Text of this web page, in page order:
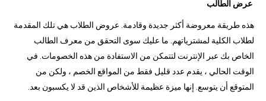
عرض الطالب
هذه طريقة معروضة أكثر جديدة وقادمة. عروض الطلاب هي تلك المقدمة
لطلاب الكلية لمشترياتهم. ما عليك سوى التحقق من معرف الطالب
الخاص بك عبر الإنترنت لتتمكن من الاستفادة من هذه الخصومات. في
الوقت الحالي ، يقدم عدد قليل فقط من المواقع الخصم ، ولكن من
المتوقع أن يتوسع. إنها ميزة عظيمة للأشخاص الذين قد لا يكسبون بعد.